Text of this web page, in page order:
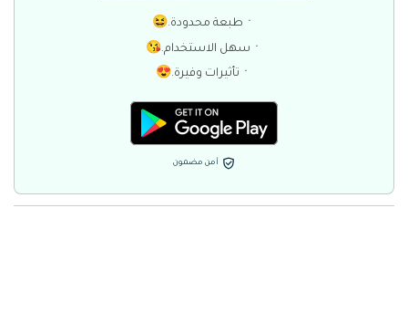
ㆍطبعة محدودة.😆
ㆍسهل الاستخدام.😘
ㆍتأثيرات وفيرة.😍
أمن مضمون